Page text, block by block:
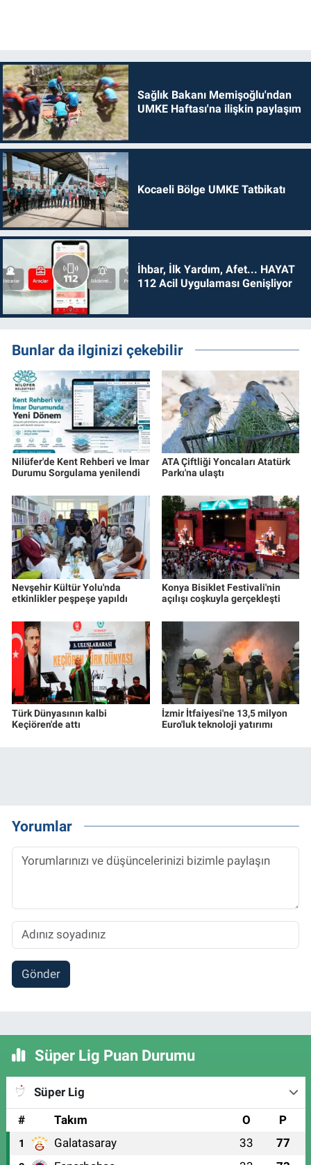
Sağlık Bakanı Memişoğlu'ndan
UMKE Haftası'na ilişkin paylaşım
Kocaeli Bölge UMKE Tatbikatı
İhbar, İlk Yardım, Afet... HAYAT
112 Acil Uygulaması Genişliyor
Bunlar da ilginizi çekebilir
Nilüfer'de Kent Rehberi ve İmar
Durumu Sorgulama yenilendi
ATA Çiftliği Yoncaları Atatürk
Parkı'na ulaştı
Nevşehir Kültür Yolu'nda
etkinlikler peşpeşe yapıldı
Konya Bisiklet Festivali'nin
açılışı coşkuyla gerçekleşti
Türk Dünyasının kalbi
Keçiören'de attı
İzmir İtfaiyesi'ne 13,5 milyon
Euro'luk teknoloji yatırımı
Yorumlar
Gönder
Süper Lig Puan Durumu
Süper Lig
#
Takım O P
1 Galatasaray 33 77